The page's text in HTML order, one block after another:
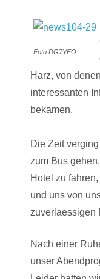
Foto:DG7YEO
Harz, von
interessanten
bekamen.
Die Zeit
zum Bus
Hotel zu
und uns von
zuverlaessigen
Nach einer
unser